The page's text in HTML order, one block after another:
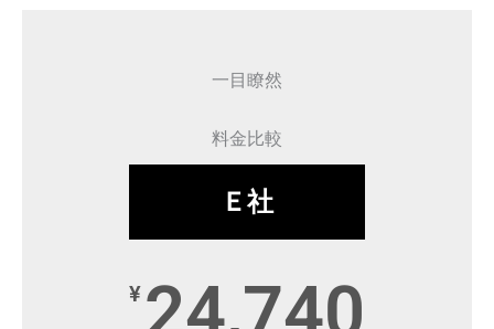
一目瞭然
料金比較
Ｅ社
¥